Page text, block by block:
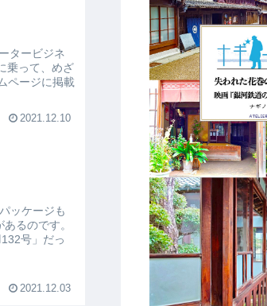
タービジネ
乗って、めざ
ページに掲載
2021.12.10
ッケージも
るのです。
号」だっ
2021.12.03